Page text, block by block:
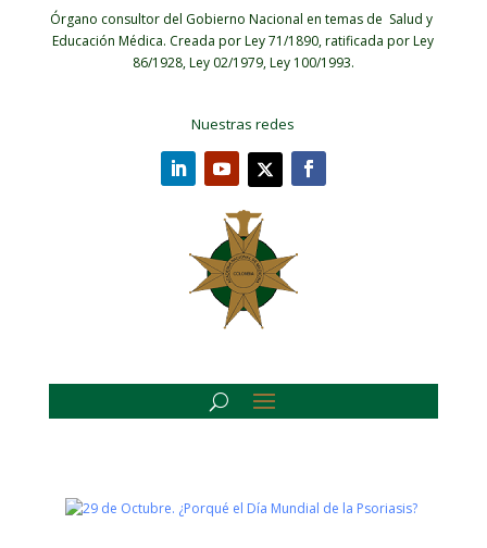
Órgano consultor del Gobierno Nacional en temas de Salud y
Educación Médica. Creada por Ley 71/1890, ratificada por Ley
86/1928, Ley 02/1979, Ley 100/1993.
Nuestras redes